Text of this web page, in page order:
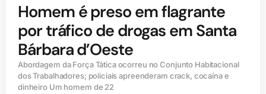
Homem é preso em flagrante
por tráfico de drogas em Santa
Bárbara d’Oeste
Abordagem da Força Tática ocorreu no Conjunto Habitacional
dos Trabalhadores; policiais apreenderam crack, cocaína e
dinheiro Um homem de 22